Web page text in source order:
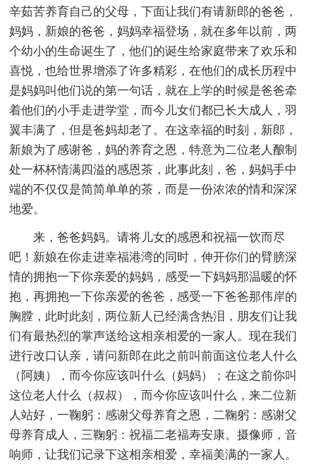
辛茹苦养育自己的父母，下面让我们有请新郎的爸爸，
妈妈，新娘的爸爸，妈妈幸福登场，就在多年以前，两
个幼小的生命诞生了，他们的诞生给家庭带来了欢乐和
喜悦，也给世界增添了许多精彩，在他们的成长历程中
是妈妈叫他们说的第一句话，就在上学的时候是爸爸牵
着他们的小手走进学堂，而今儿女们都已长大成人，羽
翼丰满了，但是爸妈却老了。在这幸福的时刻，新郎，
新娘为了感谢爸，妈的养育之恩，特意为二位老人酿制
处一杯杯情满四溢的感恩茶，此事此刻，爸，妈妈手中
端的不仅仅是简简单单的茶，而是一份浓浓的情和深深
地爱。
来，爸爸妈妈。请将儿女的感恩和祝福一饮而尽
吧！新娘在你走进幸福港湾的同时，伸开你们的臂膀深
情的拥抱一下你亲爱的妈妈，感受一下妈妈那温暖的怀
抱，再拥抱一下你亲爱的爸爸，感受一下爸爸那伟岸的
胸膛，此时此刻，两位新人已经满含热泪，朋友们让我
们有最热烈的掌声送给这相亲相爱的一家人。现在我们
进行改口认亲，请问新郎在此之前叫前面这位老人什么
（阿姨），而今你应该叫什么（妈妈）；在这之前你叫
这位老人什么（叔叔），而今你应该叫什么，来二位新
人站好，一鞠躬：感谢父母养育之恩，二鞠躬：感谢父
母养育成人，三鞠躬：祝福二老福寿安康。摄像师，音
响师，让我们记录下这相亲相爱，幸福美满的一家人。